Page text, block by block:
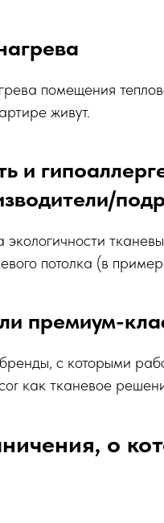
помещения
живут.
и
экологичности
потолка (в
премиум-
с которыми
как тканевое
о